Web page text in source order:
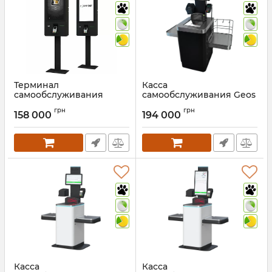
Терминал
самообслуживания
Артикул:232
158 000 грн
Касса
самообслуживания Geos
Артикул:770
194 000 грн
Касса
Касса